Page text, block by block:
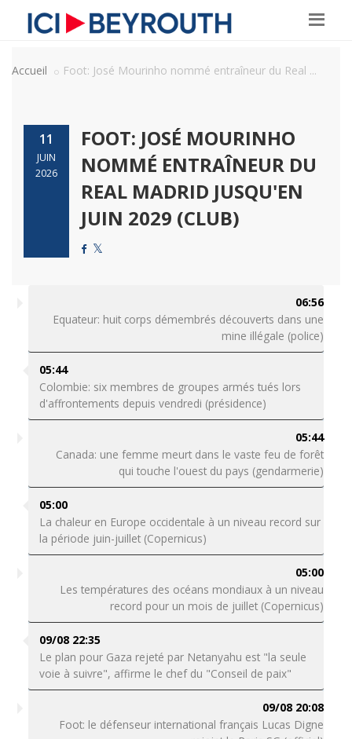
Accueil Foot: José Mourinho nommé entraîneur du Real ...
11
JUIN
2026
FOOT: JOSÉ MOURINHO
NOMMÉ ENTRAÎNEUR DU
REAL MADRID JUSQU'EN
JUIN 2029 (CLUB)
06:56
Equateur: huit corps démembrés découverts dans une
mine illégale (police)
05:44
Colombie: six membres de groupes armés tués lors
d'affrontements depuis vendredi (présidence)
05:44
Canada: une femme meurt dans le vaste feu de forêt
qui touche l'ouest du pays (gendarmerie)
05:00
La chaleur en Europe occidentale à un niveau record sur
la période juin-juillet (Copernicus)
05:00
Les températures des océans mondiaux à un niveau
record pour un mois de juillet (Copernicus)
09/08 22:35
Le plan pour Gaza rejeté par Netanyahu est "la seule
voie à suivre", affirme le chef du "Conseil de paix"
09/08 20:08
Foot: le défenseur international français Lucas Digne